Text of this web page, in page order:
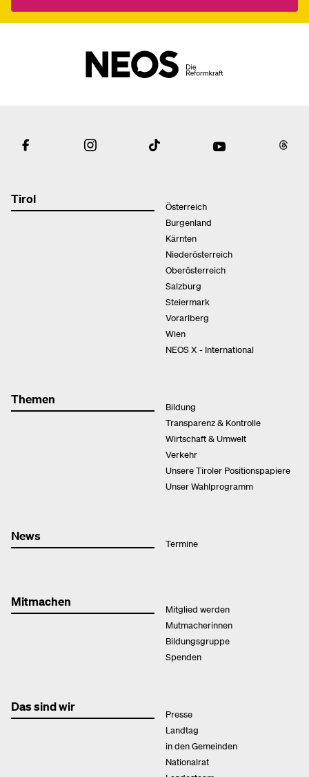
Tirol
Österreich
Burgenland
Kärnten
Niederösterreich
Oberösterreich
Salzburg
Steiermark
Vorarlberg
Wien
NEOS X - International
Themen
Bildung
Transparenz & Kontrolle
Wirtschaft & Umwelt
Verkehr
Unsere Tiroler Positionspapiere
Unser Wahlprogramm
News
Termine
Mitmachen
Mitglied werden
Mutmacherinnen
Bildungsgruppe
Spenden
Das sind wir
Presse
Landtag
in den Gemeinden
Nationalrat